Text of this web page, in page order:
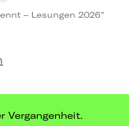
– Lesungen 2026"
Vergangenheit.